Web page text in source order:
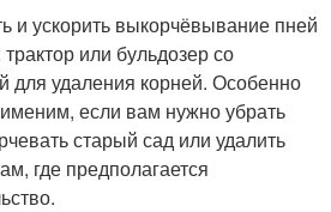
и ускорить выкорчёвывание пней
или бульдозер со
для удаления корней. Особенно
если вам нужно убрать
старый сад или удалить
где предполагается